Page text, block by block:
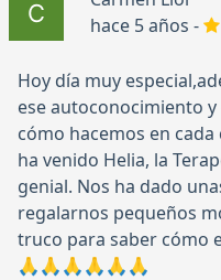
hace 5 años -
Hoy día muy
ese autoconocimiento
cómo hacemos en cada
ha venido Helia, la
genial. Nos ha dado
regalarnos pequeños
truco para saber cómo
🙏🙏🙏🙏🙏🙏